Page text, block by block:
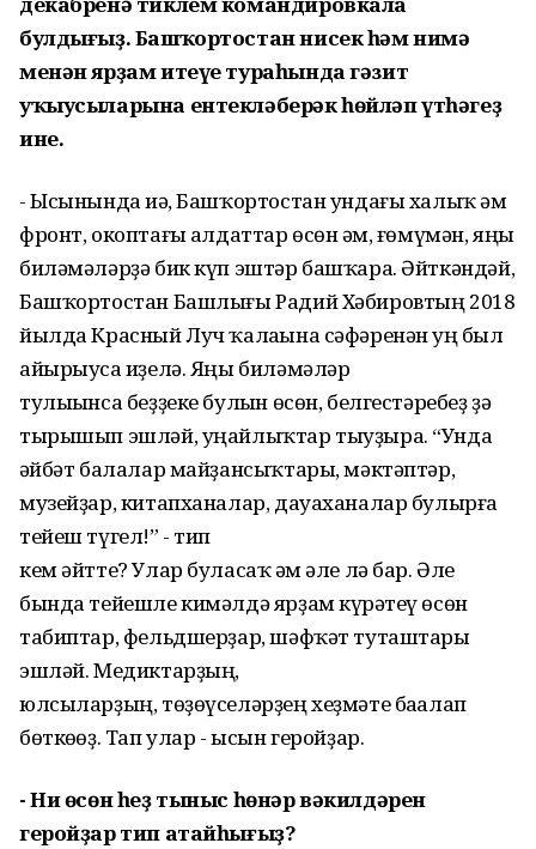
булдығыҙ. Башҡортостан нисек һәм нимә
менән ярҙам итеүе тураһында гәзит
уҡыусыларына ентекләберәк һөйләп үтһәгеҙ
ине.
- Ысынында иһә, Башҡортостан ундағы халыҡ һәм
фронт, окоптағы һалдаттар өсөн һәм, ғөмүмән, яңы
биләмәләрҙә бик күп эштәр башҡара. Әйткәндәй,
Башҡортостан Башлығы Радий Хәбировтың 2018
йылда Красный Луч ҡалаһына сәфәренән һуң был
айырыуса һиҙелә. Яңы биләмәләр
тулыһынса беҙҙеке булһын өсөн, белгестәребеҙ ҙә
тырышып эшләй, уңайлыҡтар тыуҙыра. “Унда
һәйбәт балалар майҙансыҡтары, мәктәптәр,
музейҙар, китапханалар, дауаханалар булырға
тейеш түгел!” - тип
кем әйтте? Улар буласаҡ һәм әле лә бар. Әле
бында тейешле кимәлдә ярҙам күрһәтеү өсөн
табиптар, фельдшерҙар, шәфҡәт туташтары
эшләй. Медиктарҙың,
юлсыларҙың, төҙөүселәрҙең хеҙмәте баһалап
бөткөһөҙ. Тап улар - ысын геройҙар.
- Ни өсөн һеҙ тыныс һөнәр вәкилдәрен
геройҙар тип атайһығыҙ?